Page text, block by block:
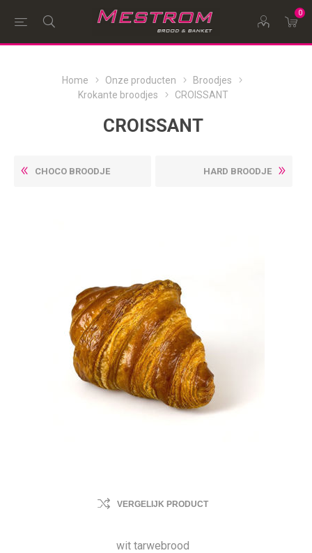
0
Home Onze producten
Broodjes
Krokante broodjes
CROISSANT
CROISSANT
CHOCO BROODJE HARD BROODJE
VERGELIJK PRODUCT
wit tarwebrood